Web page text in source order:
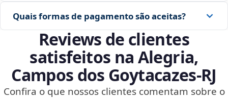
Quais formas de pagamento são aceitas?
Reviews de clientes
satisfeitos na Alegria,
Campos dos Goytacazes‑RJ
Confira o que nossos clientes comentam sobre o